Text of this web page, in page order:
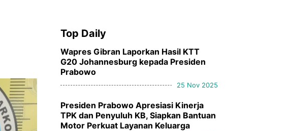
Top Daily
Wapres Gibran Laporkan Hasil KTT
G20 Johannesburg kepada Presiden
Prabowo
25 Nov 2025
Presiden Prabowo Apresiasi Kinerja
TPK dan Penyuluh KB, Siapkan Bantuan
Motor Perkuat Layanan Keluarga